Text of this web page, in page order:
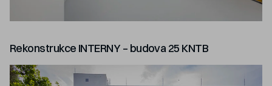
Rekonstrukce INTERNY – budova 25 KNTB